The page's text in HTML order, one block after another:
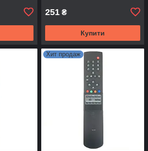
251 ₴
Купити
Хит продаж